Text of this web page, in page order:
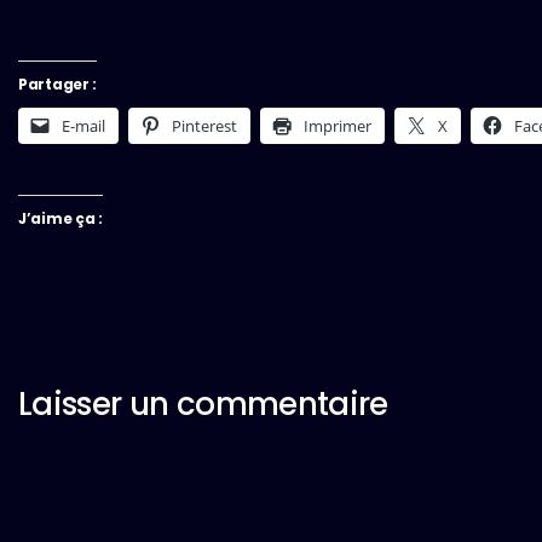
Partager :
E-mail Pinterest Imprimer X
J’aime ça :
Laisser un commentaire